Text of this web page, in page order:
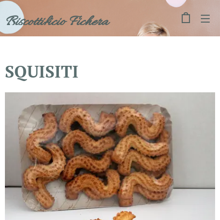
Biscottificio Fichera
SQUISITI